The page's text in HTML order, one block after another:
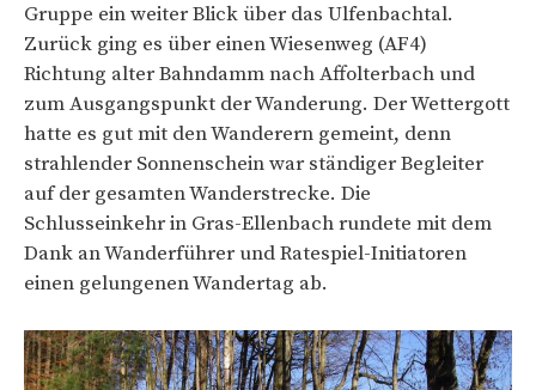
Gruppe ein weiter Blick über das Ulfenbachtal.
Zurück ging es über einen Wiesenweg (AF4)
Richtung alter Bahndamm nach Affolterbach und
zum Ausgangspunkt der Wanderung. Der Wettergott
hatte es gut mit den Wanderern gemeint, denn
strahlender Sonnenschein war ständiger Begleiter
auf der gesamten Wanderstrecke. Die
Schlusseinkehr in Gras-Ellenbach rundete mit dem
Dank an Wanderführer und Ratespiel-Initiatoren
einen gelungenen Wandertag ab.